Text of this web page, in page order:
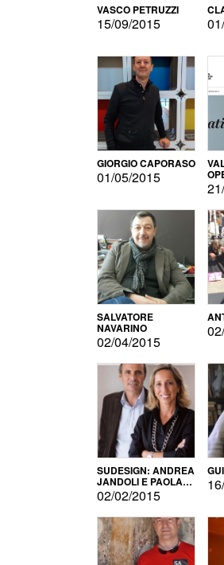
VASCO PETRUZZI
15/09/2015
GIORGIO CAPORASO
01/05/2015
SALVATORE
NAVARINO
02/04/2015
SUDESIGN: ANDREA
JANDOLI E PAOLA
PISAPIA
02/02/2015